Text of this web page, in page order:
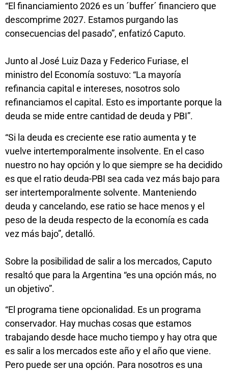
“El financiamiento 2026 es un ´buffer´ financiero que
descomprime 2027. Estamos purgando las
consecuencias del pasado”, enfatizó Caputo.
Junto al José Luiz Daza y Federico Furiase, el
ministro del Economía sostuvo: “La mayoría
refinancia capital e intereses, nosotros solo
refinanciamos el capital. Esto es importante porque la
deuda se mide entre cantidad de deuda y PBI”.
“Si la deuda es creciente ese ratio aumenta y te
vuelve intertemporalmente insolvente. En el caso
nuestro no hay opción y lo que siempre se ha decidido
es que el ratio deuda-PBI sea cada vez más bajo para
ser intertemporalmente solvente. Manteniendo
deuda y cancelando, ese ratio se hace menos y el
peso de la deuda respecto de la economía es cada
vez más bajo”, detalló.
Sobre la posibilidad de salir a los mercados, Caputo
resaltó que para la Argentina “es una opción más, no
un objetivo”.
“El programa tiene opcionalidad. Es un programa
conservador. Hay muchas cosas que estamos
trabajando desde hace mucho tiempo y hay otra que
es salir a los mercados este año y el año que viene.
Pero puede ser una opción. Para nosotros es una